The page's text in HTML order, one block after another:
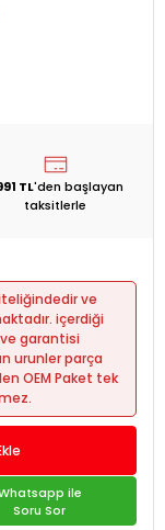
TL'denbaşlayan
taksitlerle
ve
içerdiği
garantisi
urunler parça
OEM Paket tek
ile
Soru Sor